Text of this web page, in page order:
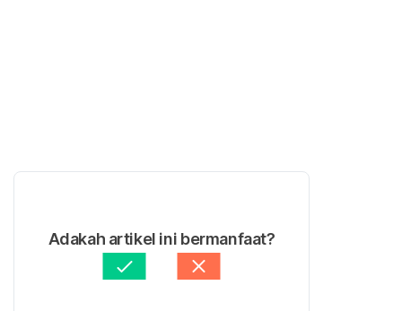
Adakah artikel ini bermanfaat?